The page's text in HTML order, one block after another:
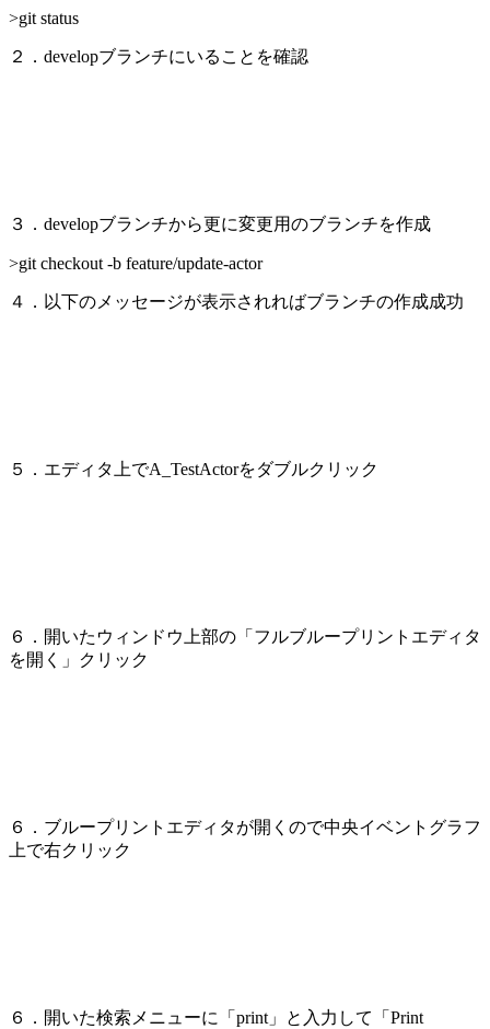
>git status
２．developブランチにいることを確認
３．developブランチから更に変更用のブランチを作成
>git checkout -b feature/update-actor
４．以下のメッセージが表示されればブランチの作成成功
５．エディタ上でA_TestActorをダブルクリック
６．開いたウィンドウ上部の「フルブループリントエディタ
を開く」クリック
６．ブループリントエディタが開くので中央イベントグラフ
上で右クリック
６．開いた検索メニューに「print」と入力して「Print